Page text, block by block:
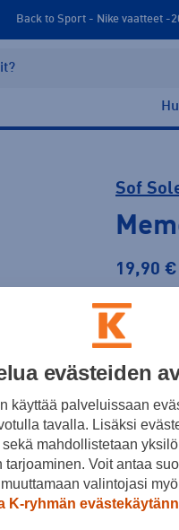
Back to Sport - Nike vaatteet -
Sof
19,90 €
Koko
evästeiden
käyttää palveluissaan
tavalla. Lisäksi
mahdollistetaan
Voit antaa
valintojasi
K-ryhmän